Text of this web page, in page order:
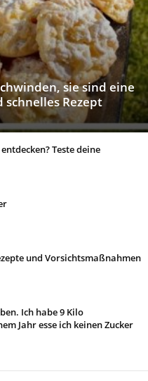
sie sind eine
schnelles Rezept
Teste deine
und Vorsichtsmaßnahmen
Ich habe 9 Kilo
Jahr esse ich keinen Zucker